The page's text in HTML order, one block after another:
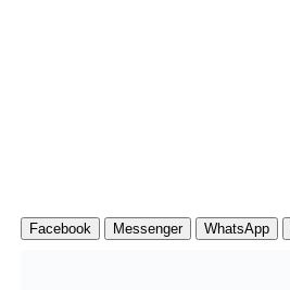
Facebook Messenger WhatsApp